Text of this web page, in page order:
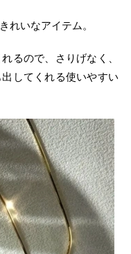
れいなアイテム。
るので、さりげなく、
してくれる使いやすい